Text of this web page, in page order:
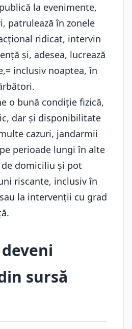
la evenimente,
patrulează în zonele
ridicat, intervin
și, adesea, lucrează
inclusiv noaptea, în
o bună condiție fizică,
dar și disponibilitate
cazuri, jandarmii
perioade lungi în alte
domiciliu și pot
riscante, inclusiv în
la intervenții cu grad
sursă